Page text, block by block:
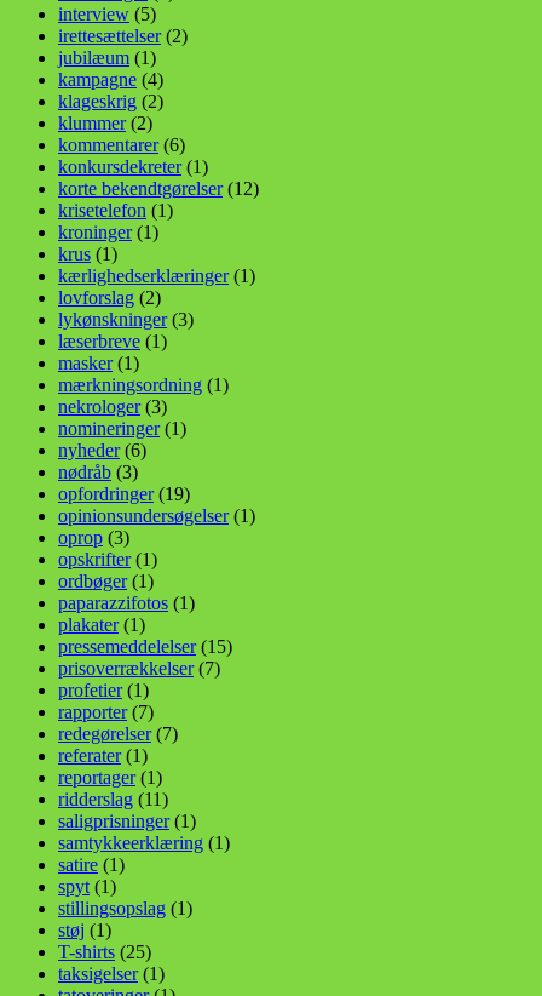
interview (5)
irettesættelser(2)
jubilæum (1)
kampagne (4)
klageskrig (2)
klummer(2)
kommentarer(6)
konkursdekreter(1)
korte bekendtgørelser(12)
krisetelefon (1)
kroninger(1)
krus (1)
kærlighedserklæringer(1)
lovforslag (2)
lykønskninger(3)
læserbreve (1)
masker(1)
mærkningsordning (1)
nekrologer(3)
nomineringer(1)
nyheder(6)
nødråb (3)
opfordringer(19)
opinionsundersøgelser(1)
oprop (3)
opskrifter(1)
ordbøger(1)
paparazzifotos (1)
plakater(1)
pressemeddelelser(15)
prisoverrækkelser(7)
profetier(1)
rapporter(7)
redegørelser(7)
referater(1)
reportager(1)
ridderslag (11)
saligprisninger(1)
samtykkeerklæring (1)
satire (1)
spyt (1)
stillingsopslag (1)
støj (1)
T-shirts (25)
taksigelser(1)